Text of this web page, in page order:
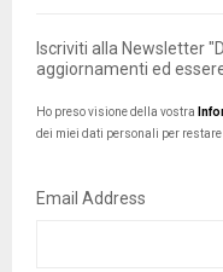
Iscriviti alla Newsletter
aggiornamenti ed
Ho preso visione della vostra
dei miei dati personali per
Email Address